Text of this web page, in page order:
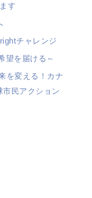
す
チャレンジ
望を届ける～
を変える！カナ
民アクション